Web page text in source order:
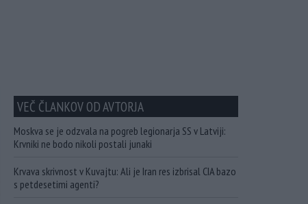
VEČ ČLANKOV OD AVTORJA
Moskva se je odzvala na pogreb legionarja SS v Latviji:
Krvniki ne bodo nikoli postali junaki
Krvava skrivnost v Kuvajtu: Ali je Iran res izbrisal CIA bazo
s petdesetimi agenti?